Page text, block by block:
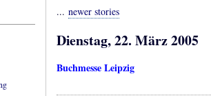
... newer stories
Dienstag, 22. März 2005
Buchmesse Leipzig